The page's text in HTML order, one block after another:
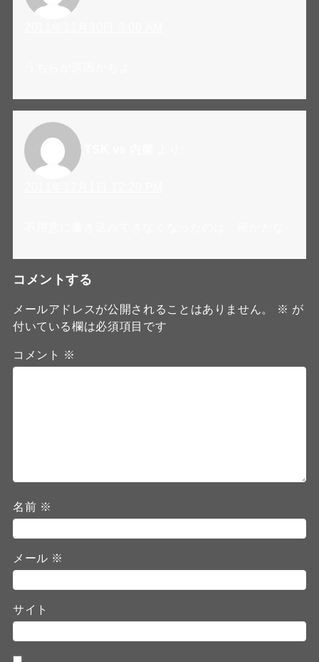
コメントする
メールアドレスが公開されることはありません。 ※ が
付いている欄は必須項目です
コメント ※
名前 ※
メール ※
サイト